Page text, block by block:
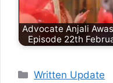
Advocate Anjali
Episode 22th
Categories
Written Update